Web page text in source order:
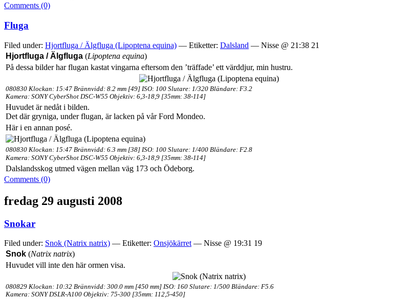
Comments (0)
Fluga
Filed under: Hjortfluga / Älgfluga (Lipoptena equina) — Etiketter: Dalsland — Nisse @ 21:38 21
Hjortfluga / Älgfluga (Lipoptena equina)
På dessa bilder har flugan kastat vingarna eftersom den ’träffade’ ett värddjur, min hustru.
080830 Klockan: 15:47 Brännvidd: 8.2 mm [49] ISO: 100 Slutare: 1/320 Bländare: F3.2
Kamera: SONY CyberShot DSC-W55 Objektiv: 6,3-18,9 [35mm: 38-114]
Huvudet är nedåt i bilden.
Det där gryniga, under flugan, är lacken på vår Ford Mondeo.
Här i en annan posé.
080830 Klockan: 15:47 Brännvidd: 6.3 mm [38] ISO: 100 Slutare: 1/400 Bländare: F2.8
Kamera: SONY CyberShot DSC-W55 Objektiv: 6,3-18,9 [35mm: 38-114]
Dalslandsskog utmed vägen mellan väg 173 och Ödeborg.
Comments (0)
fredag 29 augusti 2008
Snokar
Filed under: Snok (Natrix natrix) — Etiketter: Onsjökärret — Nisse @ 19:31 19
Snok (Natrix natrix)
Huvudet vill inte den här ormen visa.
080829 Klockan: 10:32 Brännvidd: 300.0 mm [450 mm] ISO: 160 Slutare: 1/500 Bländare: F5.6
Kamera: SONY DSLR-A100 Objektiv: 75-300 [35mm: 112,5-450]